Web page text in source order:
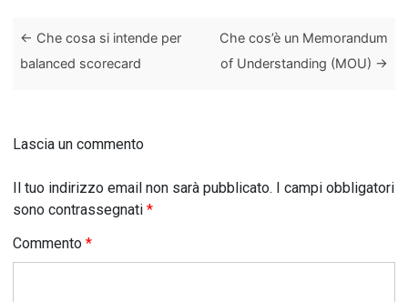
← Che cosa si intende per
balanced scorecard
Che cos’è un Memorandum
of Understanding (MOU) →
Lascia un commento
Il tuo indirizzo email non sarà pubblicato. I campi obbligatori
sono contrassegnati *
Commento *